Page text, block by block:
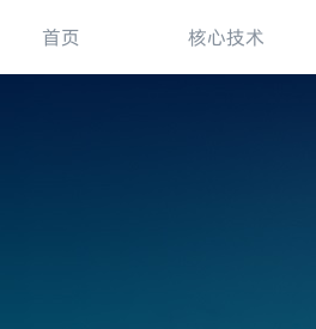
首页 核心技术